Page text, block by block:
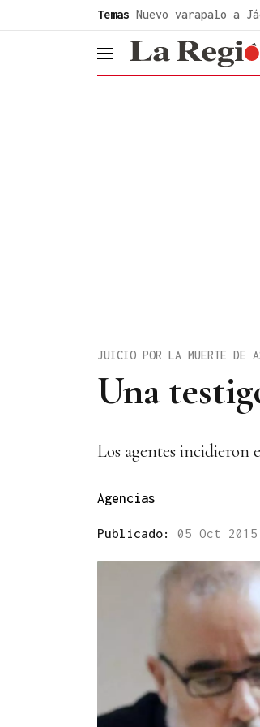
Temas Nuevo varapalo a
header.menu.open
Una
JUICIO POR LA MUERTE DE
Los agentes incidieron
Agencias
Publicado: 05 Oct